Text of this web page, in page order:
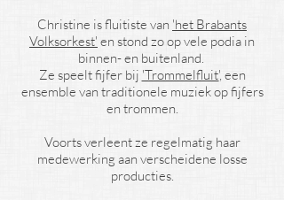
Christine is fluitiste van 'het Brabants
Volksorkest' en stond zo op vele podia in
binnen- en buitenland.
Ze speelt fijfer bij 'Trommelfluit', een
ensemble van traditionele muziek op fijfers
en trommen.
Voorts verleent ze regelmatig haar
medewerking aan verscheidene losse
producties.